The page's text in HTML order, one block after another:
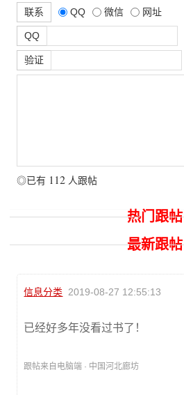
联系 QQ 微信 网址
QQ
验证
◎已有 112 人跟帖
热门跟帖
最新跟帖
信息分类 2019-08-27 12:55:13
已经好多年没看过书了！
跟帖来自电脑端 · 中国河北廊坊